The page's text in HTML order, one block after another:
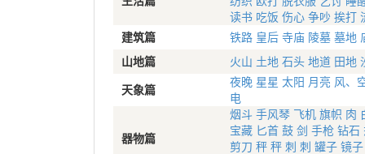
读书 吃饭 伤心 争吵 挨打
建筑篇
铁路 皇后 寺庙 陵墓 墓地
山地篇
火山 土地 石头 地道 田地
天象篇
夜晚 星星 太阳 月亮 风、
电
器物篇
烟斗 手风琴 飞机 旗帜 肉
宝藏 匕首 鼓 剑 手枪 钻石
剪刀 秤 秤 刺 刺 罐子 镜子